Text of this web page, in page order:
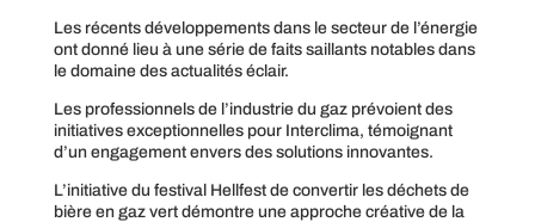
Les récents développements dans le secteur de l’énergie
ont donné lieu à une série de faits saillants notables dans
le domaine des actualités éclair.
Les professionnels de l’industrie du gaz prévoient des
initiatives exceptionnelles pour Interclima, témoignant
d’un engagement envers des solutions innovantes.
L’initiative du festival Hellfest de convertir les déchets de
bière en gaz vert démontre une approche créative de la